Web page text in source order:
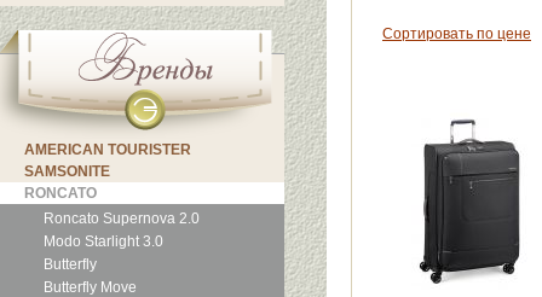
AMERICAN TOURISTER
SAMSONITE
RONCATO
Roncato Supernova 2.0
Modo Starlight 3.0
Butterfly
Butterfly Move
Сортировать по цене